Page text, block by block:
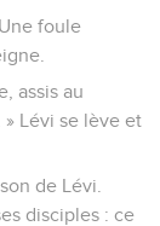
foule
assis au
» Lévi se lève et
de Lévi.
disciples : ce